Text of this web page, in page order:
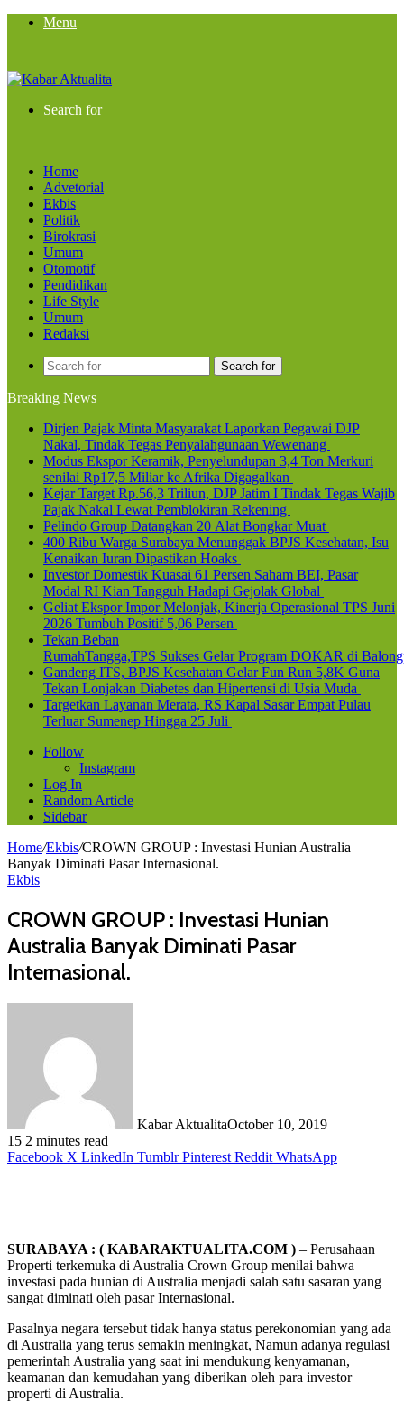
Menu
Search for
Home
Advetorial
Ekbis
Politik
Birokrasi
Umum
Otomotif
Pendidikan
Life Style
Umum
Redaksi
Search for
Breaking News
Dirjen Pajak Minta Masyarakat Laporkan Pegawai DJP
Nakal, Tindak Tegas Penyalahgunaan Wewenang
Modus Ekspor Keramik, Penyelundupan 3,4 Ton Merkuri
senilai Rp17,5 Miliar ke Afrika Digagalkan
Kejar Target Rp.56,3 Triliun, DJP Jatim I Tindak Tegas Wajib
Pajak Nakal Lewat Pemblokiran Rekening
Pelindo Group Datangkan 20 Alat Bongkar Muat
400 Ribu Warga Surabaya Menunggak BPJS Kesehatan, Isu
Kenaikan Iuran Dipastikan Hoaks
Investor Domestik Kuasai 61 Persen Saham BEI, Pasar
Modal RI Kian Tangguh Hadapi Gejolak Global
Geliat Ekspor Impor Melonjak, Kinerja Operasional TPS Juni
2026 Tumbuh Positif 5,06 Persen
Tekan Beban
RumahTangga,TPS Sukses Gelar Program DOKAR di
Gandeng ITS, BPJS Kesehatan Gelar Fun Run 5,8K Guna
Tekan Lonjakan Diabetes dan Hipertensi di Usia Muda
Targetkan Layanan Merata, RS Kapal Sasar Empat Pulau
Terluar Sumenep Hingga 25 Juli
Follow
Instagram
Log In
Random Article
Sidebar
Home/Ekbis/CROWN GROUP : Investasi Hunian Australia
Banyak Diminati Pasar Internasional.
Ekbis
CROWN GROUP : Investasi Hunian
Australia Banyak Diminati Pasar
Internasional.
Kabar AktualitaOctober 10, 2019
15 2 minutes read
Facebook X LinkedIn Tumblr Pinterest Reddit WhatsApp
SURABAYA : ( KABARAKTUALITA.COM ) – Perusahaan
Properti terkemuka di Australia Crown Group menilai bahwa
investasi pada hunian di Australia menjadi salah satu sasaran yang
sangat diminati oleh pasar Internasional.
Pasalnya negara tersebut tidak hanya status perekonomian yang ada
di Australia yang terus semakin meningkat, Namun adanya regulasi
pemerintah Australia yang saat ini mendukung kenyamanan,
keamanan dan kemudahan yang diberikan oleh para investor
properti di Australia.